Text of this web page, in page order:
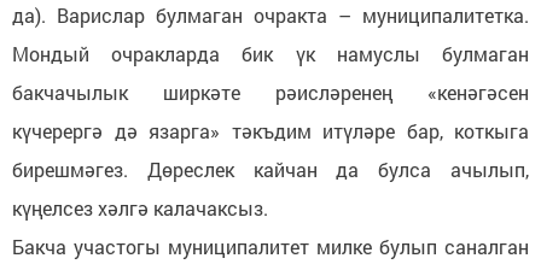
да). Варислар булмаган очракта – муниципалитетка.
Мондый очракларда бик үк намуслы булмаган
бакчачылык ширкәте рәисләренең «кенәгәсен
күчерергә дә язарга» тәкъдим итүләре бар, коткыга
бирешмәгез. Дөреслек кайчан да булса ачылып,
күңелсез хәлгә калачаксыз.
Бакча участогы муниципалитет милке булып саналган